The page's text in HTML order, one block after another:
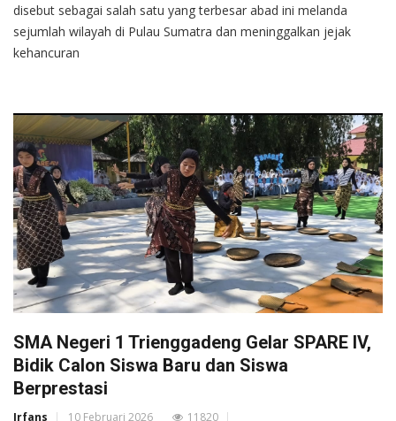
disebut sebagai salah satu yang terbesar abad ini melanda
sejumlah wilayah di Pulau Sumatra dan meninggalkan jejak
kehancuran
SMA Negeri 1 Trienggadeng Gelar SPARE IV,
Bidik Calon Siswa Baru dan Siswa
Berprestasi
Irfans 10 Februari 2026 11820